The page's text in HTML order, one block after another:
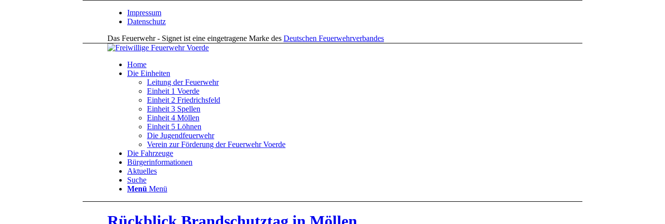
Impressum
Datenschutz
Das Feuerwehr - Signet ist eine eingetragene Marke des Deutschen Feuerwehrverbandes
Home
Die Einheiten
Leitung der Feuerwehr
Einheit 1 Voerde
Einheit 2 Friedrichsfeld
Einheit 3 Spellen
Einheit 4 Möllen
Einheit 5 Löhnen
Die Jugendfeuerwehr
Verein zur Förderung der Feuerwehr Voerde
Die Fahrzeuge
Bürgerinformationen
Aktuelles
Suche
Menü Menü